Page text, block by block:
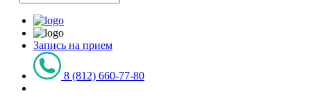
Запись на прием
8 (812) 660-77-80